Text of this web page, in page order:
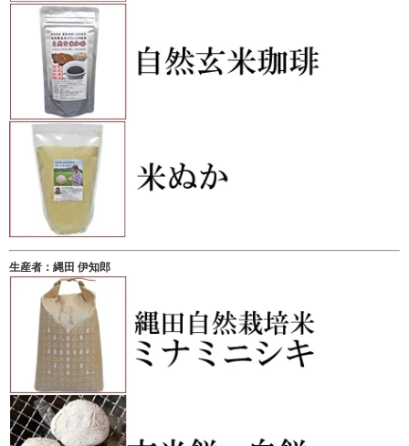
生産者：縄田 伊知郎